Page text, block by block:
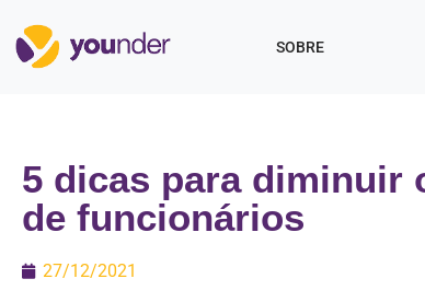
SOBRE
5 dicas para diminuir
de funcionários
27/12/2021